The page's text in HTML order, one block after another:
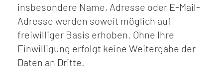
insbesondere Name, Adresse oder E-Mail-
Adresse werden soweit möglich auf
freiwilliger Basis erhoben. Ohne Ihre
Einwilligung erfolgt keine Weitergabe der
Daten an Dritte.